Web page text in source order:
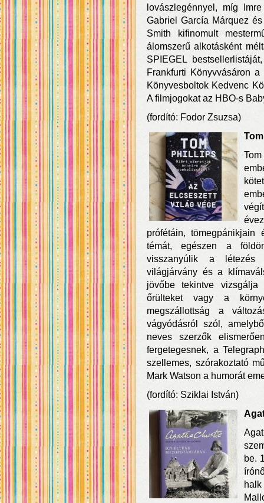
lovászlegénnyel, míg
Gabriel García Márquez
Smith kifinomult
álomszerű alkotásként
SPIEGEL
Frankfurti Könyvvásáron
Könyvesboltok Kedvenc
A filmjogokat az HBO-s
(fordító: Fodor Zsuzsa)
prófétáin,
témát, egészen a
visszanyúlik a létezés
világjárvány és a
jövőbe tekintve
őrülteket vagy a
megszállottság a
vágyódásról szól,
neves szerzők
fergetegesnek, a
szellemes, szórakoztató
Mark Watson a humorát
(fordító: Sziklai István)
be.